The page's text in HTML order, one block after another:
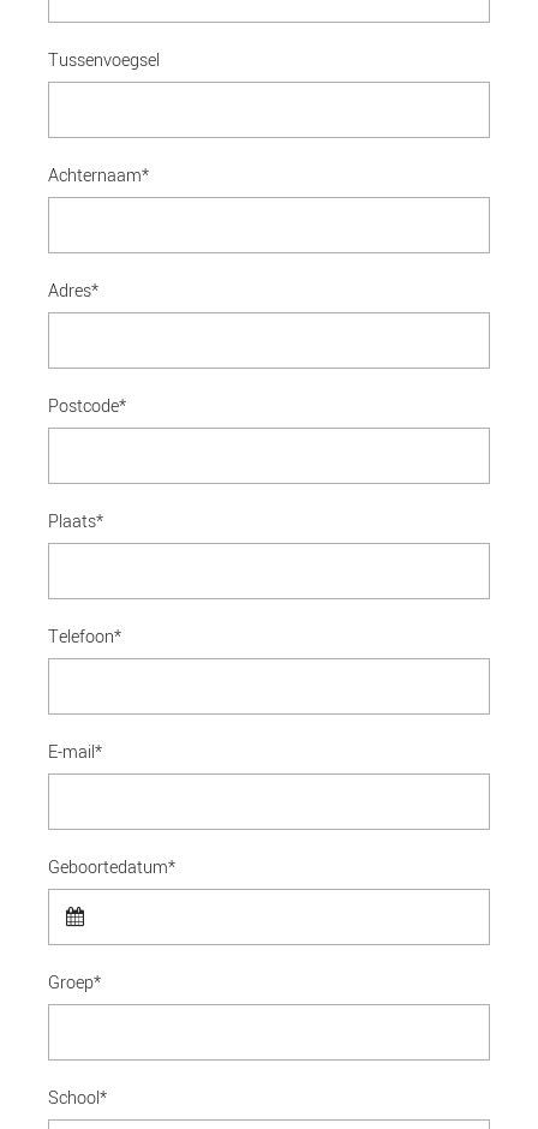
Tussenvoegsel
Achternaam*
Adres*
Postcode*
Plaats*
Telefoon*
E-mail*
Geboortedatum*
Groep*
School*